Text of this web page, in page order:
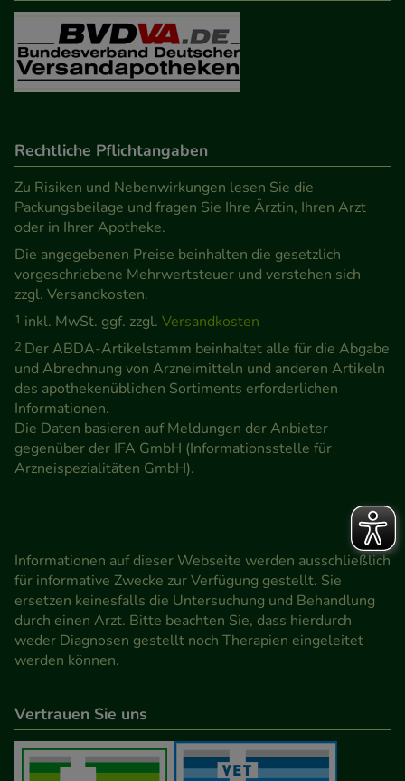
unserer Website sammeln, mit deren Hilfe wir
unsere Website weiter für Sie optimieren können,
den Inhalt auf unserer Website aber auch die
Werbung auf Drittseiten möglichst relevant für Sie
Medien übertragen werden.
Rechtliche Pflichtangaben
Zu Risiken und Nebenwirkungen lesen Sie die
Packungsbeilage und fragen Sie Ihre Ärztin, Ihren Arzt
oder in Ihrer Apotheke.
Die angegebenen Preise beinhalten die gesetzlich
vorgeschriebene Mehrwertsteuer und verstehen sich
zzgl. Versandkosten.
1 inkl. MwSt. ggf. zzgl. Versandkosten
2 Der ABDA-Artikelstamm beinhaltet alle für die Abgabe
und Abrechnung von Arzneimitteln und anderen Artikeln
des apothekenüblichen Sortiments erforderlichen
Informationen.
Die Daten basieren auf Meldungen der Anbieter
gegenüber der IFA GmbH (Informationsstelle für
Arzneispezialitäten GmbH).
Informationen auf dieser Webseite werden ausschließlich
für informative Zwecke zur Verfügung gestellt. Sie
ersetzen keinesfalls die Untersuchung und Behandlung
durch einen Arzt. Bitte beachten Sie, dass hierdurch
weder Diagnosen gestellt noch Therapien eingeleitet
werden können.
Vertrauen Sie uns